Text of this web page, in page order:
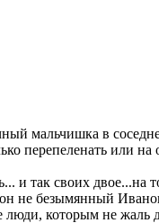
мальчишка в
перепеленать или
и так своих двое...на
не безымянный
люди, которым не